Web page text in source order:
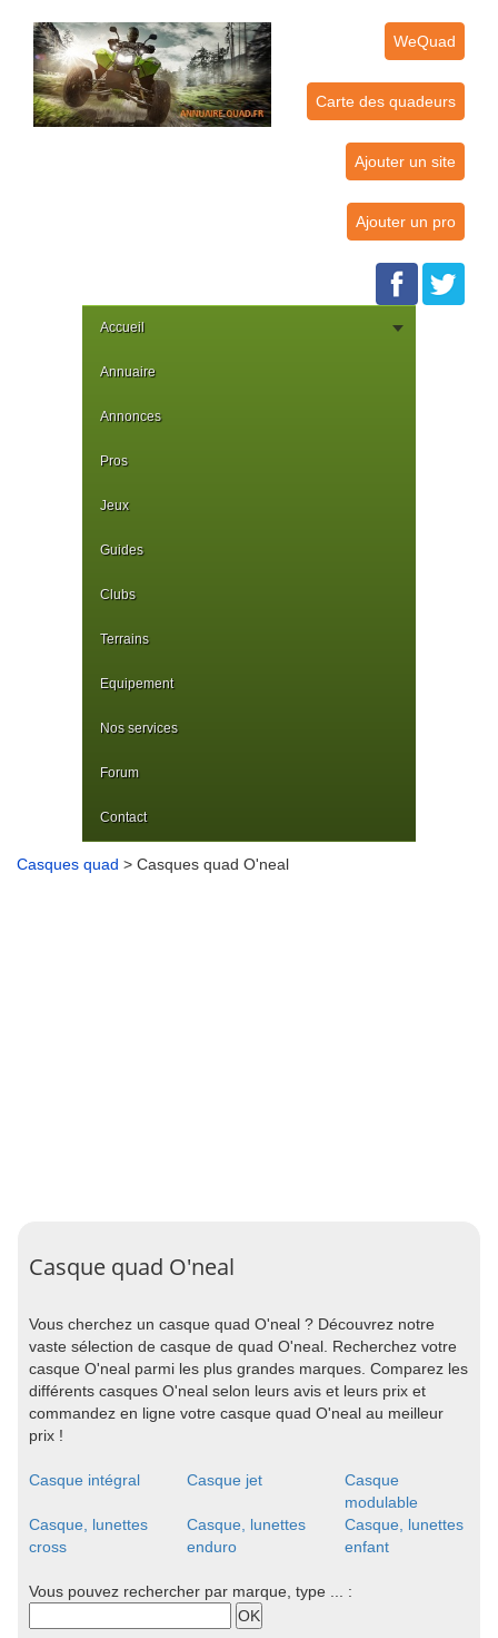
WeQuad
Carte des quadeurs
Ajouter un site
Ajouter un pro
Accueil
Annuaire
Annonces
Pros
Jeux
Guides
Clubs
Terrains
Equipement
Nos services
Forum
Contact
Casques quad > Casques quad O'neal
Casque quad O'neal
Vous cherchez un casque quad O'neal ? Découvrez notre
vaste sélection de casque de quad O'neal. Recherchez votre
casque O'neal parmi les plus grandes marques. Comparez les
différents casques O'neal selon leurs avis et leurs prix et
commandez en ligne votre casque quad O'neal au meilleur
prix !
Casque intégral Casque jet
Casque
modulable
Casque, lunettes
cross
Casque, lunettes
enduro
Casque, lunettes
enfant
Vous pouvez rechercher par marque, type ... :